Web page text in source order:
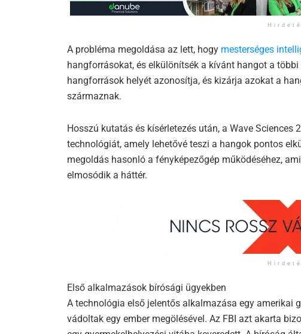
A probléma megoldása az lett, hogy mesterséges
hangforrásokat, és elkülönítsék a kívánt hangot a
hangforrások helyét azonosítja, és kizárja azokat a
származnak.
Hosszú kutatás és kísérletezés után, a Wave
technológiát, amely lehetővé teszi a hangok pontos
megoldás hasonló a fényképezőgép működéséhez,
elmosódik a háttér.
Első alkalmazások bírósági ügyekben
A technológia első jelentős alkalmazása egy amerikai
vádoltak egy ember megölésével. Az FBI azt akarta